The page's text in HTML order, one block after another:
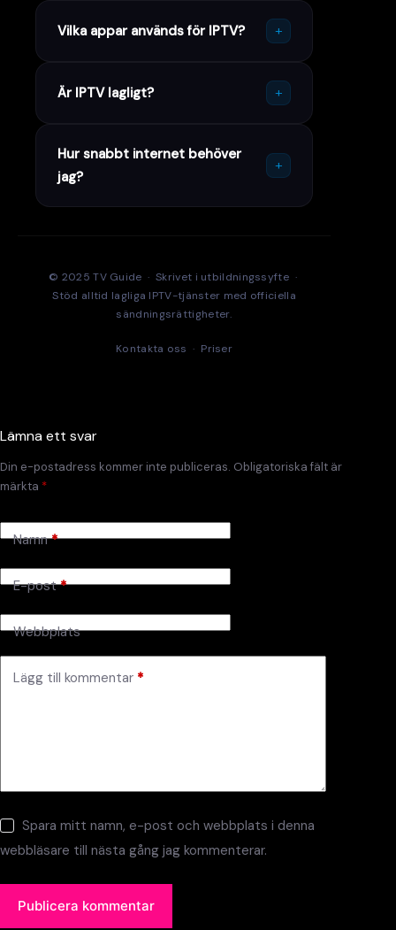
Vilka appar används för IPTV? +
Är IPTV lagligt? +
Hur snabbt internet behöver
jag?
+
© 2025 TV Guide · Skrivet i utbildningssyfte ·
Stöd alltid lagliga IPTV-tjänster med officiella
sändningsrättigheter.
Kontakta oss · Priser
Lämna ett svar
Din e-postadress kommer inte publiceras. Obligatoriska fält är
märkta *
Namn*
E-post*
Webbplats
Lägg till kommentar *
Spara mitt namn, e-post och webbplats i denna
webbläsare till nästa gång jag kommenterar.
Publicera kommentar